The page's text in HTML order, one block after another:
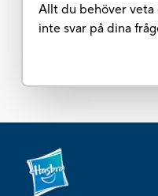
Allt du behöver
inte svar på dina